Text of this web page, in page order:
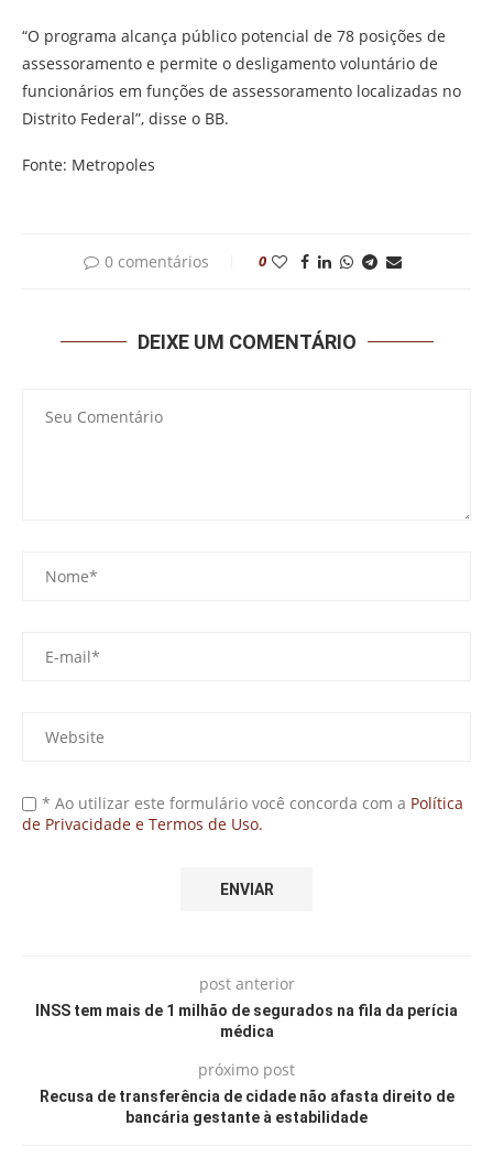
“O programa alcança público potencial de 78 posições de
assessoramento e permite o desligamento voluntário de
funcionários em funções de assessoramento localizadas no
Distrito Federal”, disse o BB.
Fonte: Metropoles
0 comentários 0
DEIXE UM COMENTÁRIO
* Ao utilizar este formulário você concorda com a Política
de Privacidade e Termos de Uso.
post anterior
INSS tem mais de 1 milhão de segurados na fila da perícia
médica
próximo post
Recusa de transferência de cidade não afasta direito de
bancária gestante à estabilidade